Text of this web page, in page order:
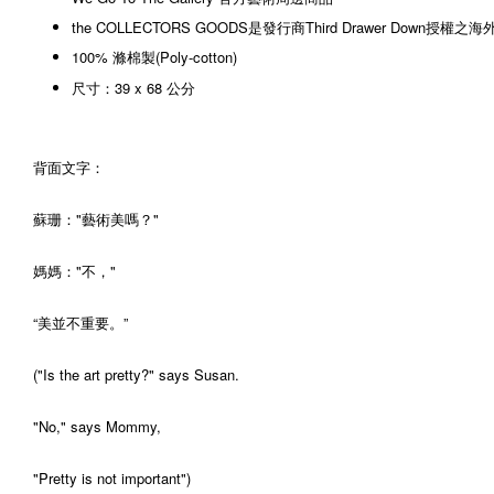
the COLLECTORS GOODS是發行商Third Drawer Down授權之海
100% 滌棉製(Poly-cotton)
尺寸：39 x 68 公分
背面文字：
蘇珊："藝術美嗎？"
媽媽："不，"
“美並不重要。”
("Is the art pretty?" says Susan.
"No," says Mommy,
"Pretty is not important")